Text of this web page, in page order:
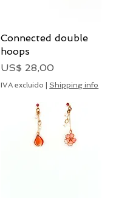
Vista rápida
Connected double
hoops
Precio
US$ 28,00
IVA excluido | Shipping info